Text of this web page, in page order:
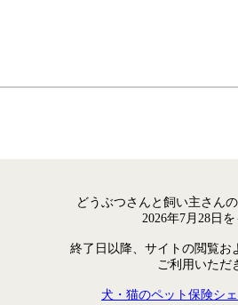
どうぶつさんと飼い主さん
2026年7月28日
終了日以降、サイトの閲覧お
ご利用いただ
犬・猫のペット保険シ